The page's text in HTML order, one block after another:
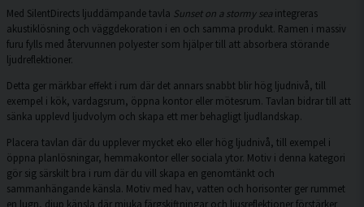
Med SilentDirects ljuddämpande tavla Sunset on a stormy sea integreras
akustiklösning och väggdekoration i en och samma produkt. Ramen i massiv
furu fylls med återvunnen polyester som hjälper till att absorbera störande
ljudreflektioner.
Detta ger märkbar effekt i rum där det annars snabbt blir hög ljudnivå, till
exempel i kök, vardagsrum, öppna kontor eller mötesrum. Tavlan bidrar till att
sänka upplevd ljudvolym och skapa ett mer behagligt ljudlandskap.
Placera tavlan där du upplever mycket eko eller hög ljudnivå, till exempel i
öppna planlösningar, hemmakontor eller sociala ytor. Motiv i denna kategori
gör sig särskilt bra i rum där du vill skapa en genomtänkt och
sammanhängande känsla. Motiv med hav, vatten och horisonter ger rummet
en lugn, djup känsla där mjuka färgskiftningar och ljusreflektioner förstärker